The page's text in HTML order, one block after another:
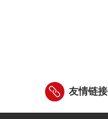
友情链接